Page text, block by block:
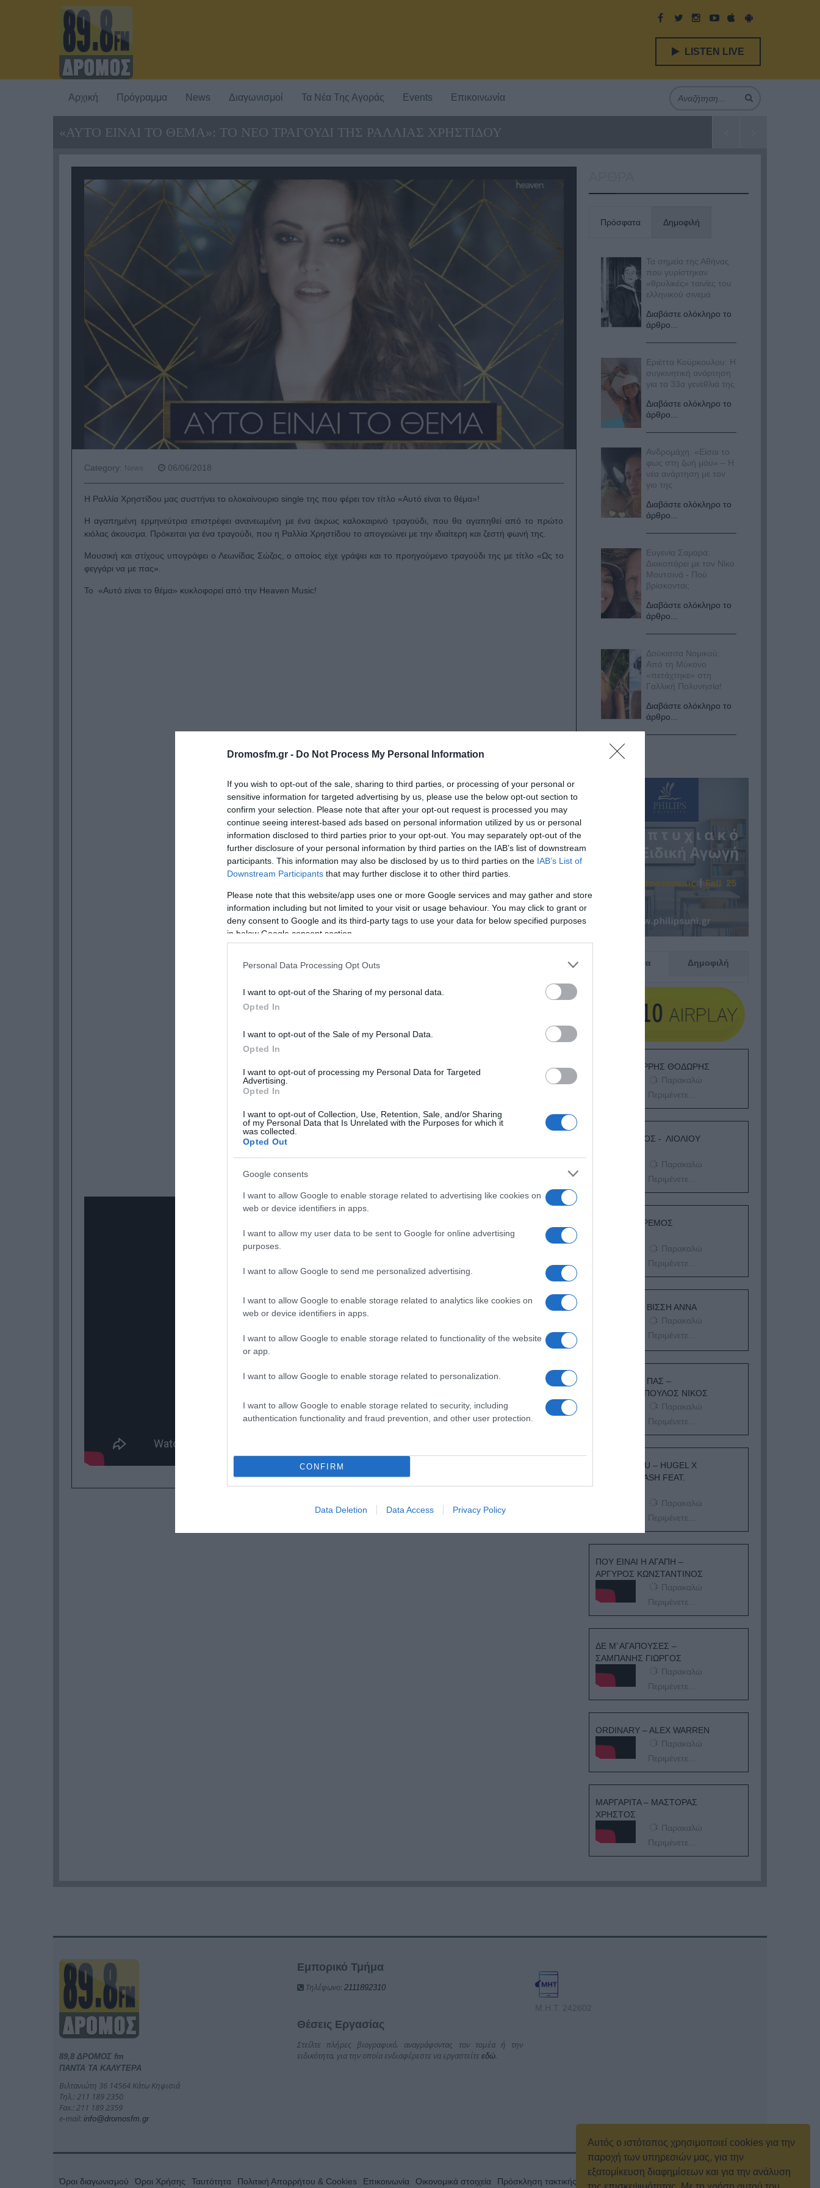
Αυτός ο ιστότοπος χρησιμοποιεί cookies για την
παροχή των υπηρεσιών μας, για την
εξατομίκευση διαφημίσεων και για την ανάλυση
Dromosfm.gr - Do Not Process My Personal Information
If you wish to opt-out of the sale, sharing to third parties, or processing of your personal or
sensitive information for targeted advertising by us, please use the below opt-out section to
confirm your selection. Please note that after your opt-out request is processed you may
continue seeing interest-based ads based on personal information utilized by us or personal
information disclosed to third parties prior to your opt-out. You may separately opt-out of the
further disclosure of your personal information by third parties on the IAB’s list of downstream
participants. This information may also be disclosed by us to third parties on the IAB’s List of
Downstream Participants that may further disclose it to other third parties.
Please note that this website/app uses one or more Google services and may gather and store
information including but not limited to your visit or usage behaviour. You may click to grant or
deny consent to Google and its third-party tags to use your data for below specified purposes
in below Google consent section.
Personal Data Processing Opt Outs
I want to opt-out of the Sharing of my personal data.
Opted In
I want to opt-out of the Sale of my Personal Data.
Opted In
I want to opt-out of processing my Personal Data for Targeted
Advertising.
Opted In
I want to opt-out of Collection, Use, Retention, Sale, and/or Sharing
of my Personal Data that Is Unrelated with the Purposes for which it
was collected.
Opted Out
Google consents
I want to allow Google to enable storage related to advertising like cookies on
web or device identifiers in apps.
I want to allow my user data to be sent to Google for online advertising
purposes.
I want to allow Google to send me personalized advertising.
I want to allow Google to enable storage related to analytics like cookies on
web or device identifiers in apps.
I want to allow Google to enable storage related to functionality of the website
or app.
I want to allow Google to enable storage related to personalization.
I want to allow Google to enable storage related to security, including
authentication functionality and fraud prevention, and other user protection.
CONFIRM
Data Deletion Data Access Privacy Policy
LISTEN LIVE
Αρχική Πρόγραμμα News Διαγωνισμοί Τα Νέα Της Αγοράς Events Επικοινωνία
«ΑΥΤΟ ΕΙΝΑΙ ΤΟ ΘΕΜΑ»: ΤΟ ΝΕΟ ΤΡΑΓΟΥΔΙ ΤΗΣ ΡΑΛΛΙΑΣ ΧΡΗΣΤΙΔΟΥ
Category: News 06/06/2018
Η Ραλλία Χρηστίδου μας συστήνει το ολοκαίνουριο single της που φέρει τον τίτλο «Αυτό είναι το θέμα»!
Η αγαπημένη ερμηνεύτρια επιστρέφει ανανεωμένη με ένα άκρως καλοκαιρινό τραγούδι, που θα αγαπηθεί από το πρώτο
κιόλας άκουσμα. Πρόκειται για ένα τραγούδι, που η Ραλλία Χρηστίδου το απογειώνει με την ιδιαίτερη και ζεστή φωνή της.
Μουσική και στίχους υπογράφει ο Λεωνίδας Σώζος, ο οποίος είχε γράψει και το προηγούμενο τραγούδι της με τίτλο «Ως το
φεγγάρι να με πας».
Το «Αυτό είναι το θέμα» κυκλοφορεί από την Heaven Music!
Πρόσφατα Δημοφιλή
Τα σημεία της Αθήνας
που γυρίστηκαν
«θρυλικές» ταινίες του
ελληνικού σινεμά
Διαβάστε ολόκληρο το
άρθρο...
Εριέττα Κούρκουλου: Η
συγκινητική ανάρτηση
για τα 33α γενέθλιά της
Διαβάστε ολόκληρο το
άρθρο...
Ανδρομάχη: «Είσαι το
φως στη ζωή μου» – Η
νέα ανάρτηση με τον
γιο της
Διαβάστε ολόκληρο το
άρθρο...
Ευγενία Σαμαρά:
Διακοπάρει με τον Νίκο
Μουτσινά - Πού
βρίσκονται;
Διαβάστε ολόκληρο το
άρθρο...
Δούκισσα Νομικού:
Από τη Μύκονο
«πετάχτηκε» στη
Γαλλική Πολυνησία!
Διαβάστε ολόκληρο το
άρθρο...
Πρόσφατα Δημοφιλή
ΕΙΠΕΣ – ΦΕΡΡΗΣ ΘΟΔΩΡΗΣ
Παρακαλώ
Περιμένετε...
ΛΟΓΑΡΙΑΣΜΟΣ - ΛΙΟΛΙΟΥ
Παρακαλώ
Περιμένετε...
ΔΕΥΤΕΡΑ – ΡΕΜΟΣ
Παρακαλώ
Περιμένετε...
ΕΞΑΙΡΕΣΗ – ΒΙΣΣΗ ΑΝΝΑ
Παρακαλώ
Περιμένετε...
ΟΠΟΥ ΚΙ ΑΝ ΠΑΣ –
ΟΙΚΟΝΟΜΟΠΟΥΛΟΣ ΝΙΚΟΣ
Παρακαλώ
Περιμένετε...
I ADORE YOU – HUGEL X
TOPIC X ARASH FEAT.
Παρακαλώ
Περιμένετε...
ΠΟΥ ΕΙΝΑΙ Η ΑΓΑΠΗ –
ΑΡΓΥΡΟΣ ΚΩΝΣΤΑΝΤΙΝΟΣ
Παρακαλώ
Περιμένετε...
ΔΕ Μ’ ΑΓΑΠΟΥΣΕΣ –
ΣΑΜΠΑΝΗΣ ΓΙΩΡΓΟΣ
Παρακαλώ
Περιμένετε...
ORDINARY – ALEX WARREN
Παρακαλώ
Περιμένετε...
ΜΑΡΓΑΡΙΤΑ – ΜΑΣΤΟΡΑΣ
ΧΡΗΣΤΟΣ
Παρακαλώ
Περιμένετε...
89,8 ΔΡΟΜΟΣ fm
ΠΑΝΤΑ ΤΑ ΚΑΛΥΤΕΡΑ
Βιλτανιώτη 36 14564 Κάτω Κηφισιά
Τηλ.: 211 189 2350
Fax.: 211 189 2359
e-mail: info@dromosfm.gr
Εμπορικό Τμήμα
Τηλέφωνο: 2111892310
Θέσεις Εργασίας
Στείλτε πλήρες βιογραφικό, αναγράφοντας τον τομέα ή την
ειδικότητα, για την οποία ενδιαφέρεστε να εργαστείτε εδώ
Μ.Η.Τ. 242602
Όροι διαγωνισμού Όροι Χρήσης Ταυτότητα Πολιτική Απορρήτου & Cookies Επικοινωνία Οικονομικά στοιχεία Πρόσκληση τακτικής γενικής συνέλευσης Κρατική Διαφήμιση